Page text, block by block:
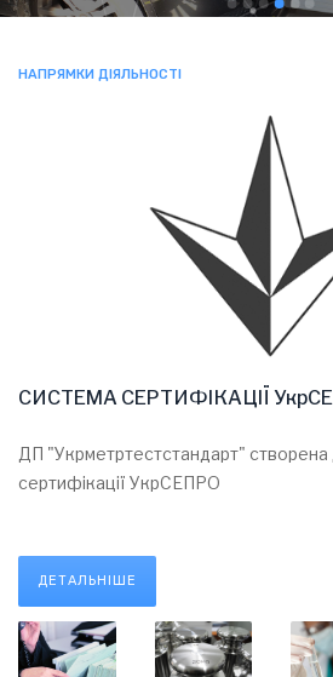
НАПРЯМКИ ДІЯЛЬНОСТІ
СИСТЕМА СЕРТИФІКАЦІЇ
ДП "Укрметртестстандарт" створена
сертифікації УкрСЕПРО
ДЕТАЛЬНІШЕ